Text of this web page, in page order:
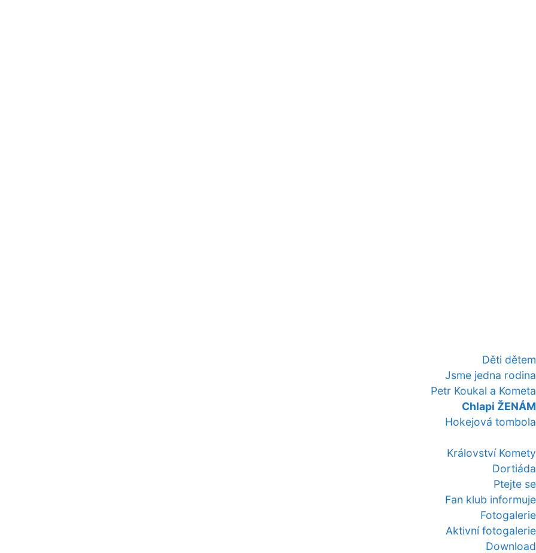
Děti dětem
Jsme jedna rodina
Petr Koukal a Kometa
Chlapi ŽENÁM
Hokejová tombola
Království Komety
Dortiáda
Ptejte se
Fan klub informuje
Fotogalerie
Aktivní fotogalerie
Download